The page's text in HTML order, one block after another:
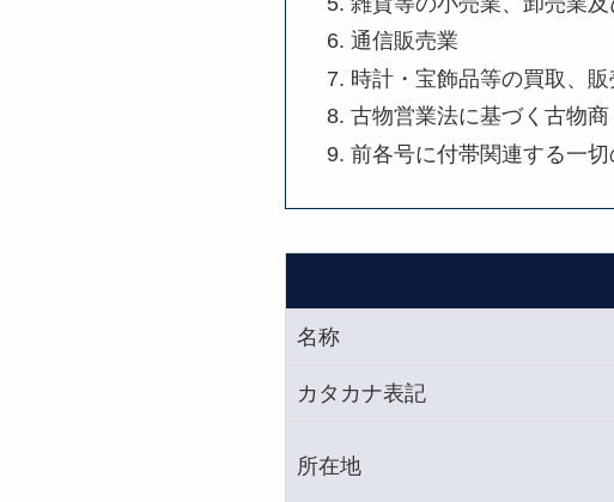
通信販売業
時計・宝飾品等の買取、
古物営業法に基づく古物商
前各号に付帯関連する一切
名称
カタカナ表記
所在地